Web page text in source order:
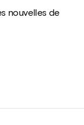
nouvelles de